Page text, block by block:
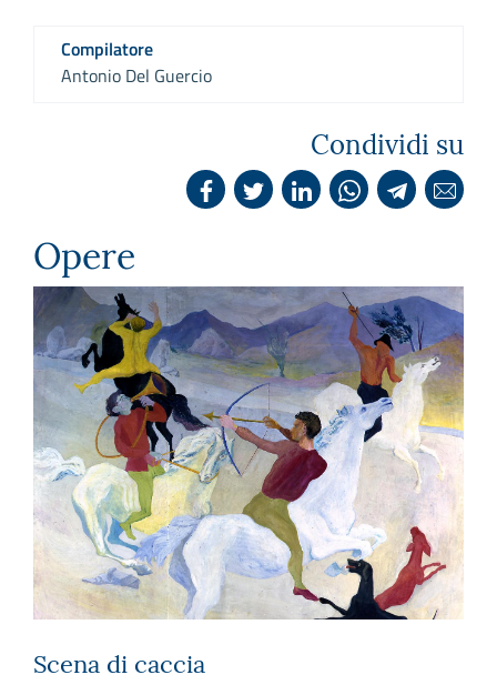
Compilatore
Antonio Del Guercio
Condividi su
Opere
Scena di caccia